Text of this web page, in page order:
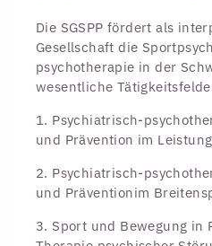
Die SGSPP fördert als
Gesellschaft die
psychotherapie in der
wesentliche
1. Psychiatrisch-
und Prävention im
2. Psychiatrisch-
und Präventionim
3. Sport und Bewegung in